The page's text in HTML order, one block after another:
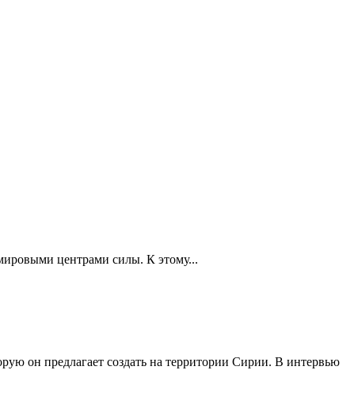
центрами силы. К этому...
он предлагает создать на территории Сирии. В интервью